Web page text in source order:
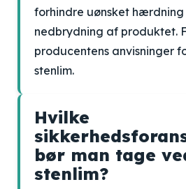
forhindre uønsket
nedbrydning af produktet.
producentens anvisninger
stenlim.
Hvilke
bør man tage
stenlim?